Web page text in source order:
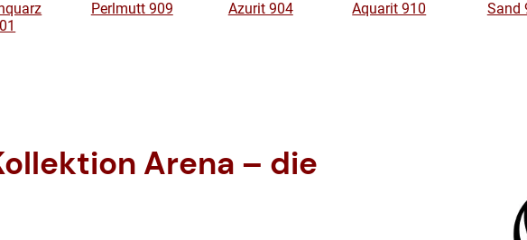
Perlmutt 909 Azurit 904 Aquarit 910 Sand
Arena – die